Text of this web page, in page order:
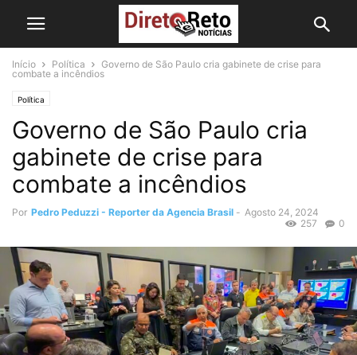
Início Política
Governo de São Paulo cria gabinete de crise para
combate a incêndios
Política
Governo de São Paulo cria
gabinete de crise para
combate a incêndios
Por Pedro Peduzzi - Reporter da Agencia Brasil - Agosto 24, 2024
0
257